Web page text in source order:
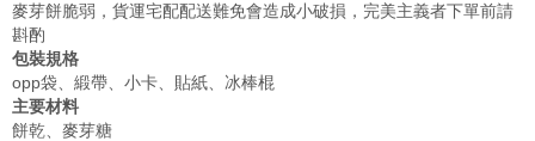
麥芽餅脆弱，貨運宅配配送難免會造成小破損，完美主義者下單前請
斟酌
包裝規格
opp袋、緞帶、小卡、貼紙、冰棒棍
主要材料
餅乾、麥芽糖